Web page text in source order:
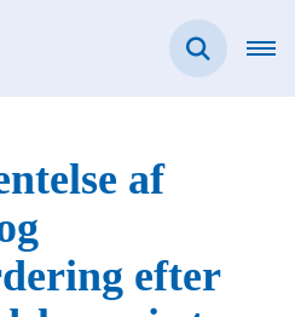
af
efter